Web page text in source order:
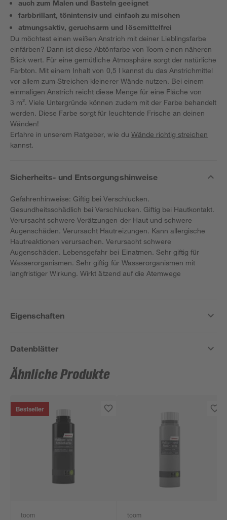
auch zum Malen und Basteln geeignet
farbbrillant, tönintensiv und einfach zu mischen
atmungsaktiv, geruchsarm und lösemittelfrei
Du möchtest einen weißen Anstrich mit deiner Lieblingsfarbe
einfärben? Dann ist diese Abtönfarbe von Toom einen näheren
Blick wert. Für eine gemütliche Atmosphäre sorgt der natürliche
Farbton. Mit einem Inhalt von 0,5 l kannst du das Anstrichmittel
vor allem zum Streichen kleinerer Wände nutzen. Bei einem
einmaligen Anstrich reicht diese Menge für eine Fläche von
3 m². Viele Untergründe können zudem mit der Farbe behandelt
werden. Diese Farbe sorgt für leuchtende Frische an deinen
Wänden!
Erfahre in unserem Ratgeber, wie du Wände richtig streichen
kannst.
Sicherheits- und Entsorgungshinweise
Gefahrenhinweise: Giftig bei Verschlucken.
Gesundheitsschädlich bei Verschlucken. Giftig bei Hautkontakt.
Verursacht schwere Verätzungen der Haut und schwere
Augenschäden. Verursacht Hautreizungen. Kann allergische
Hautreaktionen verursachen. Verursacht schwere
Augenschäden. Lebensgefahr bei Einatmen. Sehr giftig für
Wasserorganismen. Sehr giftig für Wasserorganismen mit
langfristiger Wirkung. Wirkt ätzend auf die Atemwege
Eigenschaften
Datenblätter
Ähnliche Produkte
Bestseller
toom toom